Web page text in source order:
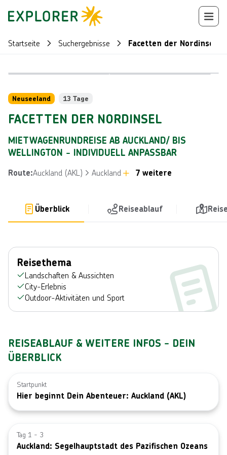
Startseite Suchergebnisse Facetten der Nordinsel
Neuseeland 13 Tage
FACETTEN DER NORDINSEL
MIETWAGENRUNDREISE AB AUCKLAND/ BIS
WELLINGTON - INDIVIDUELL ANPASSBAR
Route:Auckland (AKL) Auckland 7 weitere
Überblick Reiseablauf
Reisethema
Landschaften & Aussichten
City-Erlebnis
Outdoor-Aktivitäten und Sport
REISEABLAUF & WEITERE INFOS - DEIN
ÜBERBLICK
Startpunkt
Hier beginnt Dein Abenteuer: Auckland (AKL)
Bild von ©
Tag 1 - 3
Auckland: Segelhauptstadt des Pazifischen Ozeans